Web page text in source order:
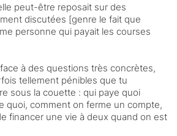
peut-être reposait sur des
discutées [genre le fait que
personne qui payait les courses
à des questions très concrètes,
tellement pénibles que tu
sous la couette : qui paye quoi
quoi, comment on ferme un compte,
financer une vie à deux quand on est